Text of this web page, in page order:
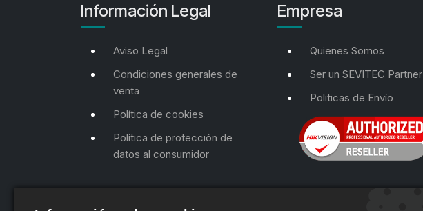
Información Legal
Aviso Legal
Condiciones generales de
venta
Política de cookies
Política de protección de
datos al consumidor
Empresa
Quienes Somos
Ser un SEVITEC Partner
Politicas de Envío